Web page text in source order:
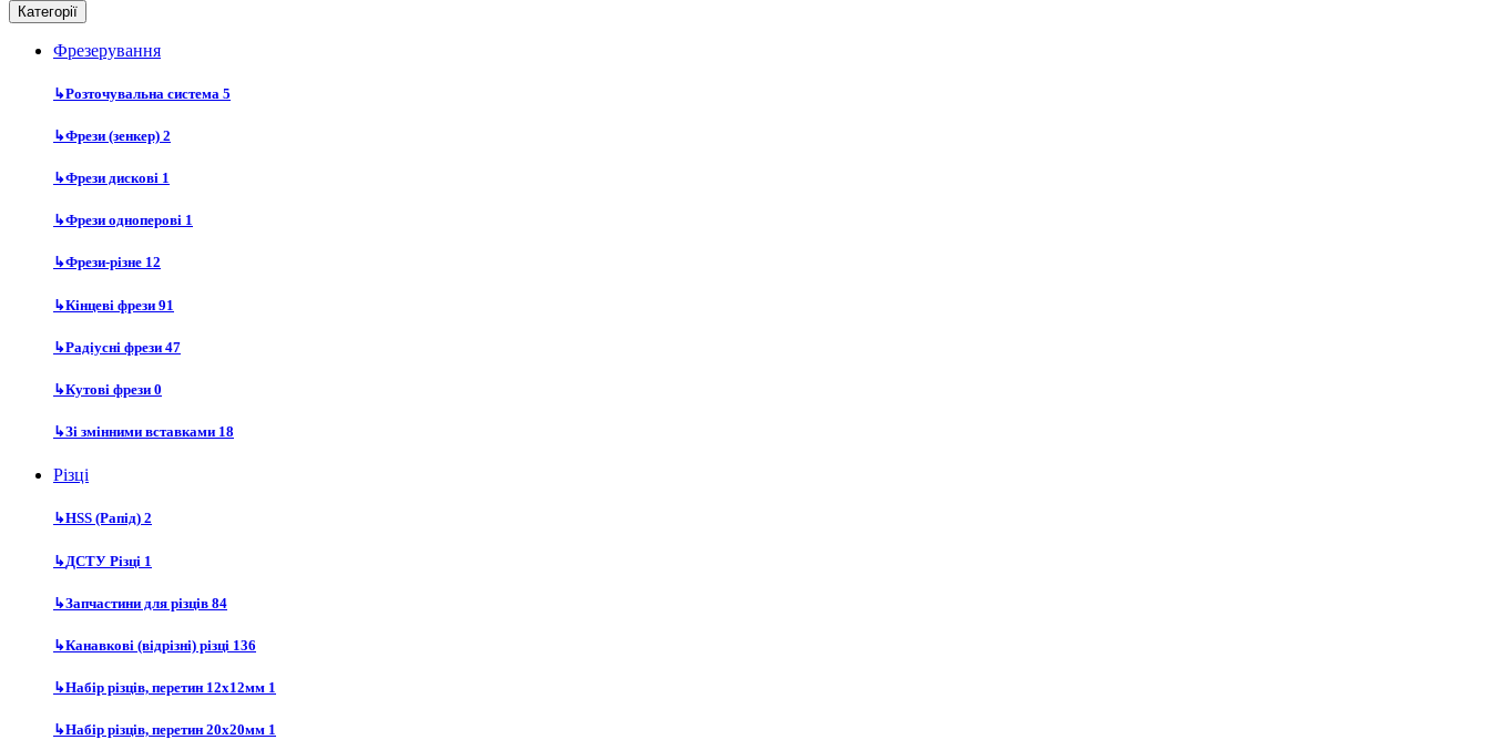
Категорії
Фрезерування
↳Розточувальна система 5
↳Фрези (зенкер) 2
↳Фрези дискові 1
↳Фрези одноперові 1
↳Фрези-різне 12
↳Кінцеві фрези 91
↳Радіусні фрези 47
↳Кутові фрези 0
↳Зі змінними вставками 18
Різці
↳HSS (Рапід) 2
↳ДСТУ Різці 1
↳Запчастини для різців 84
↳Канавкові (відрізні) різці 136
↳Набір різців, перетин 12х12мм 1
↳Набір різців, перетин 20х20мм 1